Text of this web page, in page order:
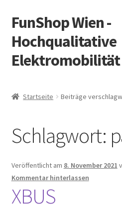
Zur
Navigation
springen
Zum
Inhalt
springen
FunShop Wien -
Hochqualitative
Elektromobilität
Vorsicht Internetbetrug
Über FunShop
Impressum
Startseite Beiträge
Schlagwort:
Veröffentlicht am 8. November 2021
Kommentar hinterlassen
XBUS